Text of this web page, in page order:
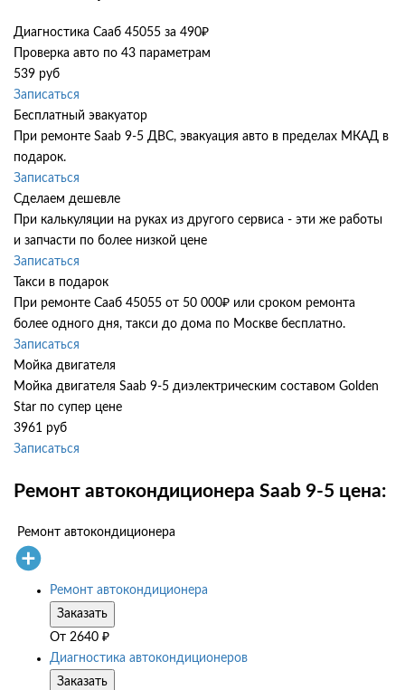
Диагностика Сааб 45055 за 490₽
Проверка авто по 43 параметрам
539 руб
Записаться
Бесплатный эвакуатор
При ремонте Saab 9-5 ДВС, эвакуация авто в пределах МКАД в
подарок.
Записаться
Сделаем дешевле
При калькуляции на руках из другого сервиса - эти же работы
и запчасти по более низкой цене
Записаться
Такси в подарок
При ремонте Сааб 45055 от 50 000₽ или сроком ремонта
более одного дня, такси до дома по Москве бесплатно.
Записаться
Мойка двигателя
Мойка двигателя Saab 9-5 диэлектрическим составом Golden
Star по супер цене
3961 руб
Записаться
Ремонт автокондиционера Saab 9-5 цена:
Ремонт автокондиционера
Ремонт автокондиционера
Заказать
От 2640 ₽
Диагностика автокондиционеров
Заказать